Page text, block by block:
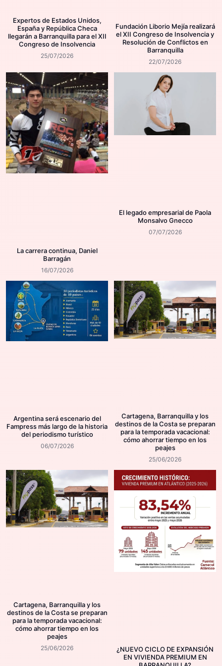
Expertos de Estados Unidos,
España y República Checa
llegarán a Barranquilla para el XII
Congreso de Insolvencia
25/07/2026
Fundación Liborio Mejía realizará
el XII Congreso de Insolvencia y
Resolución de Conflictos en
Barranquilla
22/07/2026
La carrera continua, Daniel
Barragán
16/07/2026
El legado empresarial de Paola
Monsalvo Gnecco
07/07/2026
Argentina será escenario del
Fampress más largo de la historia
del periodismo turístico
06/07/2026
Cartagena, Barranquilla y los
destinos de la Costa se preparan
para la temporada vacacional:
cómo ahorrar tiempo en los
peajes
25/06/2026
Cartagena, Barranquilla y los
destinos de la Costa se preparan
para la temporada vacacional:
cómo ahorrar tiempo en los
peajes
25/06/2026
¿NUEVO CICLO DE EXPANSIÓN
EN VIVIENDA PREMIUM EN